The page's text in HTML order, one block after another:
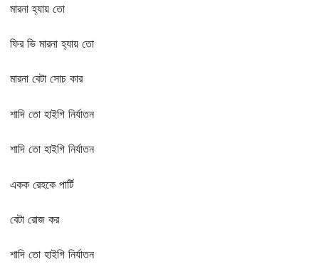
মারনা হ্যায় তো
ফির ভি মারনা হ্যায় তো
মারনা বেটা সোচ কার
শাদি তো হাইগি নির্যাতন
শাদি তো হাইগি নির্যাতন
একক রেহকে পার্টি
বেটা রোজ কর
শাদি তো হাইগি নির্যাতন